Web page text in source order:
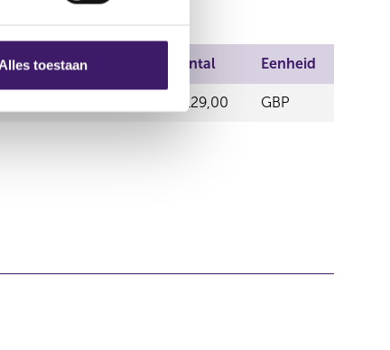
Alles toestaan Aantal Eenheid
6.129,00 GBP